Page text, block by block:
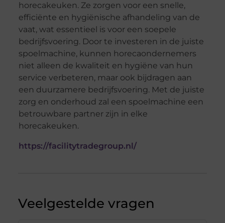
horecakeuken. Ze zorgen voor een snelle,
efficiënte en hygiënische afhandeling van de
vaat, wat essentieel is voor een soepele
bedrijfsvoering. Door te investeren in de juiste
spoelmachine, kunnen horecaondernemers
niet alleen de kwaliteit en hygiëne van hun
service verbeteren, maar ook bijdragen aan
een duurzamere bedrijfsvoering. Met de juiste
zorg en onderhoud zal een spoelmachine een
betrouwbare partner zijn in elke
horecakeuken.
https://facilitytradegroup.nl/
Veelgestelde vragen